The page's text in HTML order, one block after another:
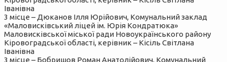
Іванівна
3 місце – Дюканов Ілля Юрійович, Комунальний заклад
«Маловисківський ліцей ім. Юрія Кондратюка»
Маловисківської міської ради Новоукраїнського району
Кіровоградської області, керівник – Кісіль Світлана
Іванівна
3 місце – Бобришов Роман Анатолійович, Комунальний